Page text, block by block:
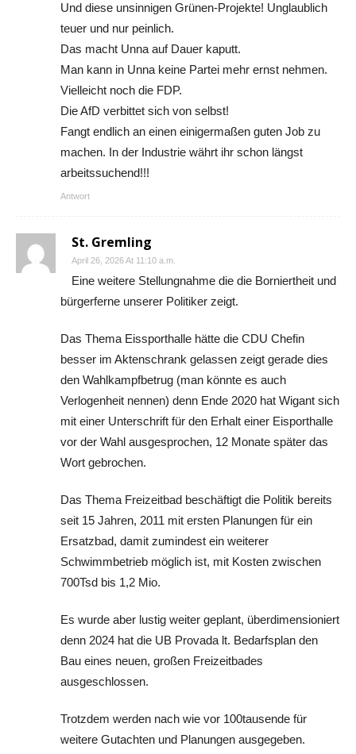
Und diese unsinnigen Grünen-Projekte! Unglaublich
teuer und nur peinlich.
Das macht Unna auf Dauer kaputt.
Man kann in Unna keine Partei mehr ernst nehmen.
Vielleicht noch die FDP.
Die AfD verbittet sich von selbst!
Fangt endlich an einen einigermaßen guten Job zu
machen. In der Industrie währt ihr schon längst
arbeitssuchend!!!
Antwort
St. Gremling
April 26, 2026 At 11:10 a.m.
Eine weitere Stellungnahme die die Borniertheit und
bürgerferne unserer Politiker zeigt.
Das Thema Eissporthalle hätte die CDU Chefin
besser im Aktenschrank gelassen zeigt gerade dies
den Wahlkampfbetrug (man könnte es auch
Verlogenheit nennen) denn Ende 2020 hat Wigant sich
mit einer Unterschrift für den Erhalt einer Eisporthalle
vor der Wahl ausgesprochen, 12 Monate später das
Wort gebrochen.
Das Thema Freizeitbad beschäftigt die Politik bereits
seit 15 Jahren, 2011 mit ersten Planungen für ein
Ersatzbad, damit zumindest ein weiterer
Schwimmbetrieb möglich ist, mit Kosten zwischen
700Tsd bis 1,2 Mio.
Es wurde aber lustig weiter geplant, überdimensioniert
denn 2024 hat die UB Provada lt. Bedarfsplan den
Bau eines neuen, großen Freizeitbades
ausgeschlossen.
Trotzdem werden nach wie vor 100tausende für
weitere Gutachten und Planungen ausgegeben.